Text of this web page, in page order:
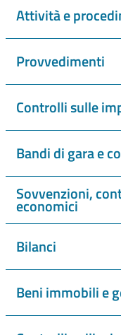
Attività e
Provvedimenti
Controlli sulle
Bandi di gara e
Sovvenzioni,
economici
Bilanci
Beni immobili e